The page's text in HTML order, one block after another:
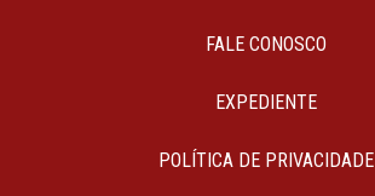
FALE CONOSCO
EXPEDIENTE
POLÍTICA DE PRIVACIDADE